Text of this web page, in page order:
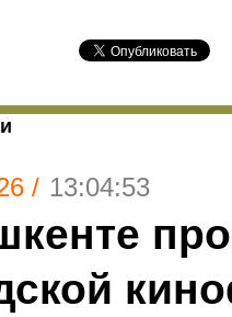
/ 13:04:53